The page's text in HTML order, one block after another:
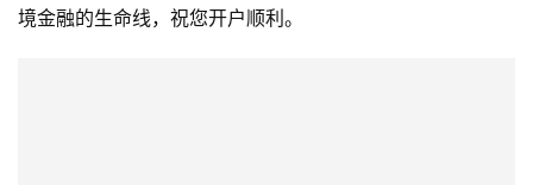
境金融的生命线，祝您开户顺利。